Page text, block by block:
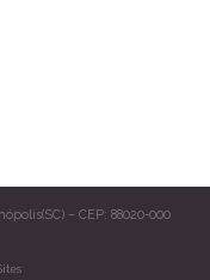
– CEP: 88020-000